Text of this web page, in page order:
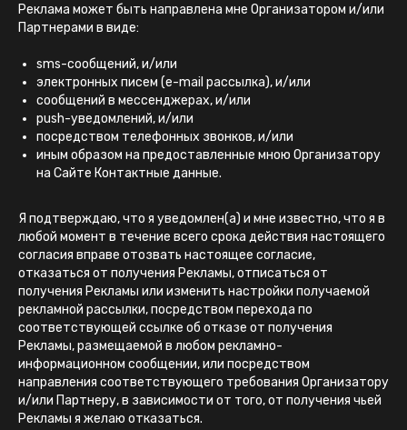
Реклама может быть направлена мне Организатором и/или
Партнерами в виде:
sms-сообщений, и/или
электронных писем (e-mail рассылка), и/или
сообщений в мессенджерах, и/или
push-уведомлений, и/или
посредством телефонных звонков, и/или
иным образом на предоставленные мною Организатору
на Сайте Контактные данные.
Я подтверждаю, что я уведомлен(а) и мне известно, что я в
любой момент в течение всего срока действия настоящего
согласия вправе отозвать настоящее согласие,
отказаться от получения Рекламы, отписаться от
получения Рекламы или изменить настройки получаемой
рекламной рассылки, посредством перехода по
соответствующей ссылке об отказе от получения
Рекламы, размещаемой в любом рекламно-
информационном сообщении, или посредством
направления соответствующего требования Организатору
и/или Партнеру, в зависимости от того, от получения чьей
Рекламы я желаю отказаться.